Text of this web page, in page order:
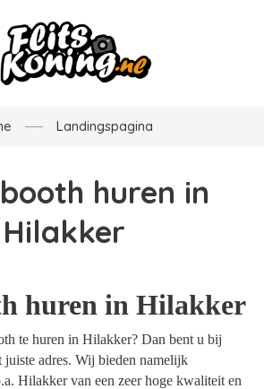
Landingspagina
huren in
Hilakker
huren in Hilakker
te huren in Hilakker? Dan bent u bij
adres. Wij bieden namelijk
Hilakker van een zeer hoge kwaliteit en